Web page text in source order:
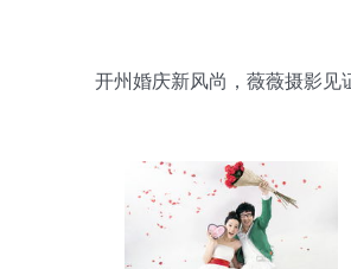
开州婚庆新风尚，薇薇摄影见